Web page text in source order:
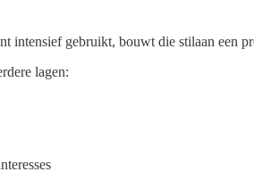
intensief gebruikt, bouwt die stilaan een
lagen: